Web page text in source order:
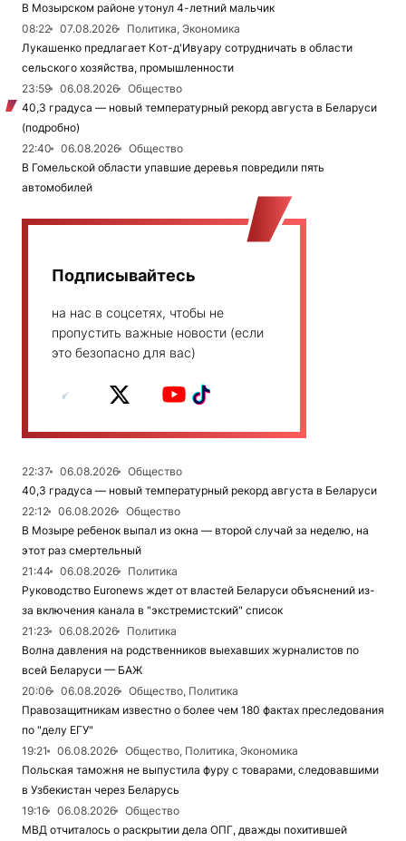
В Мозырском районе утонул 4-летний мальчик
08:22
07.08.2026
Политика, Экономика
Лукашенко предлагает Кот-д'Ивуару сотрудничать в области
сельского хозяйства, промышленности
23:59
06.08.2026
Общество
40,3 градуса — новый температурный рекорд августа в Беларуси
(подробно)
22:40
06.08.2026
Общество
В Гомельской области упавшие деревья повредили пять
автомобилей
Подписывайтесь
на нас в соцсетях, чтобы не
пропустить важные новости (если
это безопасно для вас)
22:37 06.08.2026
Общество
40,3 градуса — новый температурный рекорд августа в Беларуси
22:12
06.08.2026
Общество
В Мозыре ребенок выпал из окна — второй случай за неделю, на
этот раз смертельный
21:44
06.08.2026
Политика
Руководство Euronews ждет от властей Беларуси объяснений из-
за включения канала в "экстремистский" список
21:23
06.08.2026
Политика
Волна давления на родственников выехавших журналистов по
всей Беларуси — БАЖ
20:06
06.08.2026
Общество, Политика
Правозащитникам известно о более чем 180 фактах преследования
по "делу ЕГУ"
19:21
06.08.2026
Общество, Политика, Экономика
Польская таможня не выпустила фуру с товарами, следовавшими
в Узбекистан через Беларусь
19:16
06.08.2026
Общество
МВД отчиталось о раскрытии дела ОПГ, дважды похитившей